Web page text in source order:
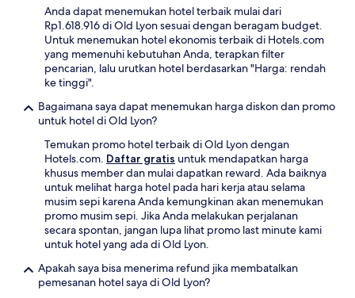
Anda dapat menemukan hotel terbaik mulai dari
Rp1.618.916 di Old Lyon sesuai dengan beragam budget.
Untuk menemukan hotel ekonomis terbaik di Hotels.com
yang memenuhi kebutuhan Anda, terapkan filter
pencarian, lalu urutkan hotel berdasarkan "Harga: rendah
ke tinggi".
Bagaimana saya dapat menemukan harga diskon dan promo
untuk hotel di Old Lyon?
Temukan promo hotel terbaik di Old Lyon dengan
Hotels.com. Daftar gratis untuk mendapatkan harga
khusus member dan mulai dapatkan reward. Ada baiknya
untuk melihat harga hotel pada hari kerja atau selama
musim sepi karena Anda kemungkinan akan menemukan
promo musim sepi. Jika Anda melakukan perjalanan
secara spontan, jangan lupa lihat promo last minute kami
untuk hotel yang ada di Old Lyon.
Apakah saya bisa menerima refund jika membatalkan
pemesanan hotel saya di Old Lyon?